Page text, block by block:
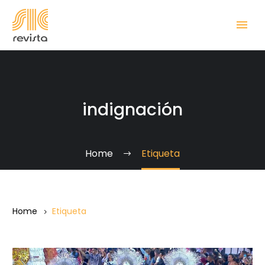
indignación
Home Etiqueta
Home Etiqueta
Escuela